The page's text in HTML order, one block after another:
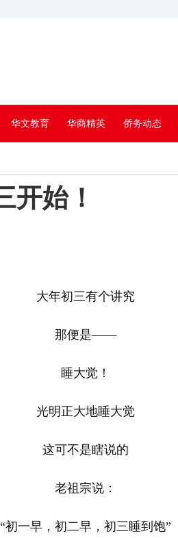
华文教育 华商精英 侨务动态
开始！
大年初三有个讲究
那便是——
睡大觉！
光明正大地睡大觉
这可不是瞎说的
老祖宗说：
“初一早，初二早，初三睡到饱”